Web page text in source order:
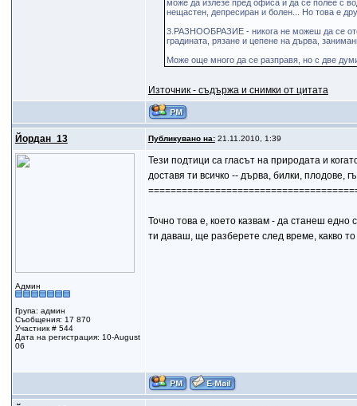
може да излезе пред офиса и да се полее с
нещастен, депресиран и болен... Но това е
3.РАЗНООБРАЗИЕ - никога не можеш да се
градината, рязане и цепене на дърва,
Може още много да се разправя, но с две
Източник - съдържа и снимки от цитата
Йордан_13 Публикувано на:21.11.2010, 1:39
Админ
Група: админ
Съобщения: 17 870
Участник # 544
Дата на регистрация: 10-August
06
Тези подтици са гласът на природата и
доставя ти всичко -- дърва, билки, плодове,
Точно това е, което казвам - да станеш
ти даваш, ще разберете след време, какво